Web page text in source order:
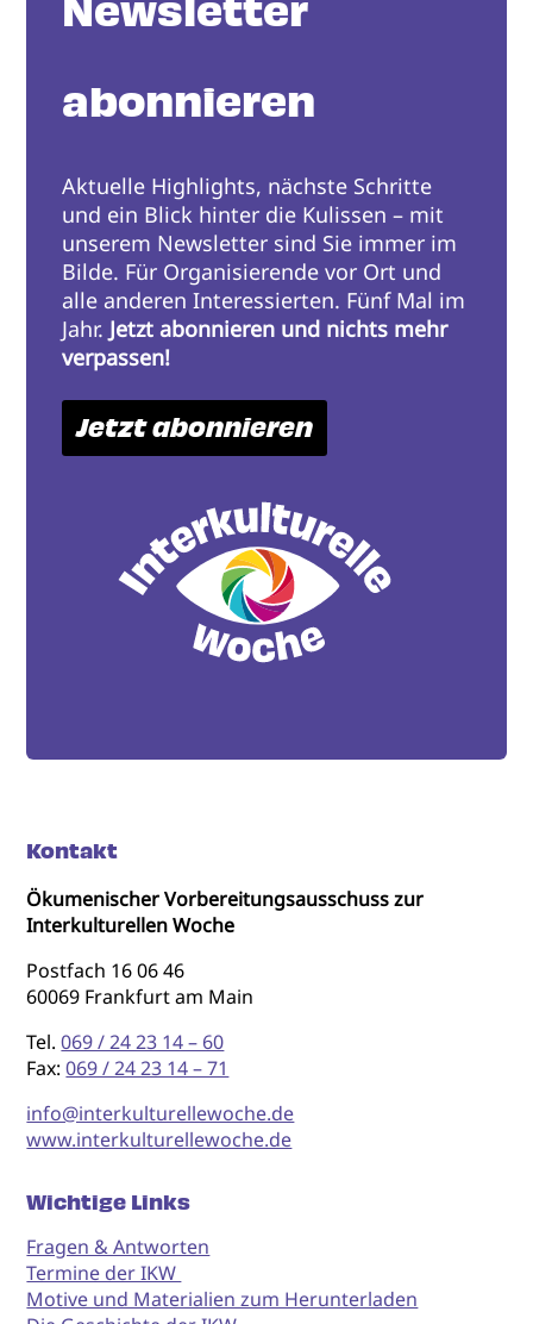
Newsletter
abonnieren
Aktuelle Highlights, nächste Schritte
und ein Blick hinter die Kulissen – mit
unserem Newsletter sind Sie immer im
Bilde. Für Organisierende vor Ort und
alle anderen Interessierten. Fünf Mal im
Jahr. Jetzt abonnieren und nichts mehr
verpassen!
Jetzt abonnieren
Kontakt
Ökumenischer Vorbereitungsausschuss zur
Interkulturellen Woche
Postfach 16 06 46
60069 Frankfurt am Main
Tel.069 / 24 23 14 – 60
Fax:069 / 24 23 14 – 71
info@interkulturellewoche.de
www.interkulturellewoche.de
Wichtige Links
Fragen & Antworten
Termine der IKW
Motive und Materialien zum Herunterladen